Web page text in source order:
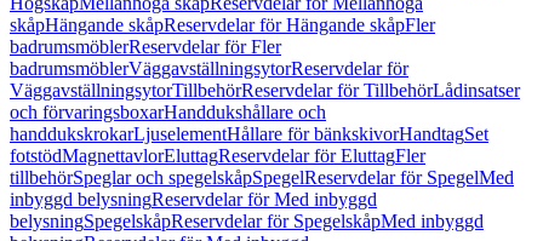
skåpHängande skåpReservdelar för Hängande skåpFler
badrumsmöblerReservdelar för Fler
badrumsmöblerVäggavställningsytorReservdelar för
VäggavställningsytorTillbehörReservdelar för TillbehörLådinsatser
och förvaringsboxarHanddukshållare och
handdukskrokarLjuselementHållare för bänkskivorHandtagSet
fotstödMagnettavlorEluttagReservdelar för EluttagFler
tillbehörSpeglar och spegelskåpSpegelReservdelar för SpegelMed
inbyggd belysningReservdelar för Med inbyggd
belysningSpegelskåpReservdelar för SpegelskåpMed inbyggd